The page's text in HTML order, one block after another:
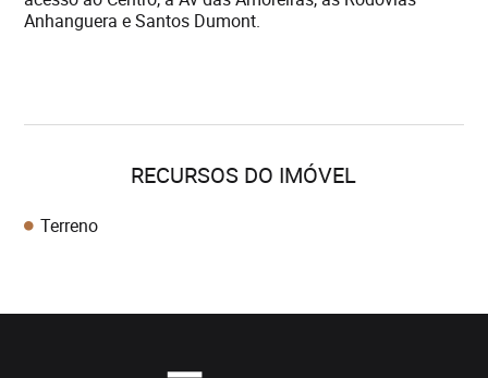
Anhanguera e Santos Dumont.
RECURSOS DO IMÓVEL
Terreno